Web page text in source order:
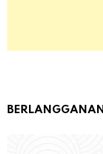
BERLANGGANAN